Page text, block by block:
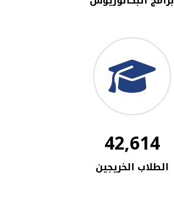
42,614
الطلاب الخريجين